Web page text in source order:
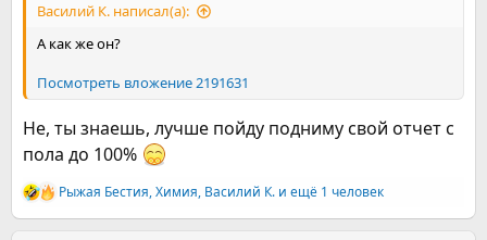
Василий К. написал(а):
А как же он?
Посмотреть вложение 2191631
Не, ты знаешь, лучше пойду подниму свой отчет с
пола до 100%
Р
е
Рыжая Бестия,Химия, Василий К. и ещё 1 человек